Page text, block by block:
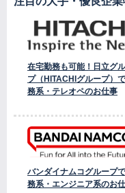
在宅勤務も可能！日立グ
プ（HITACHIグループ）
務系・テレオペのお仕事
バンダイナムコグループ
務系・エンジニア系のお